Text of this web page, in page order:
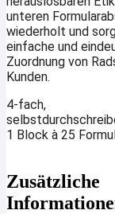
unteren
wiederholt und
einfache und
Zuordnung von
Kunden.
4-fach,
1 Block à 25
Zusätzliche